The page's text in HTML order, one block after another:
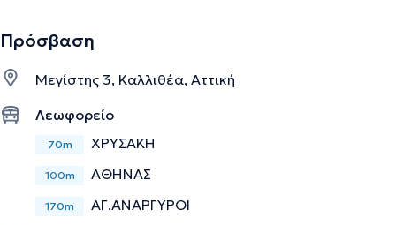
Πρόσβαση
Μεγίστης 3, Καλλιθέα, Αττική
Λεωφορείο
70m ΧΡΥΣΑΚΗ
100m ΑΘΗΝΑΣ
170m ΑΓ.ΑΝΑΡΓΥΡΟΙ